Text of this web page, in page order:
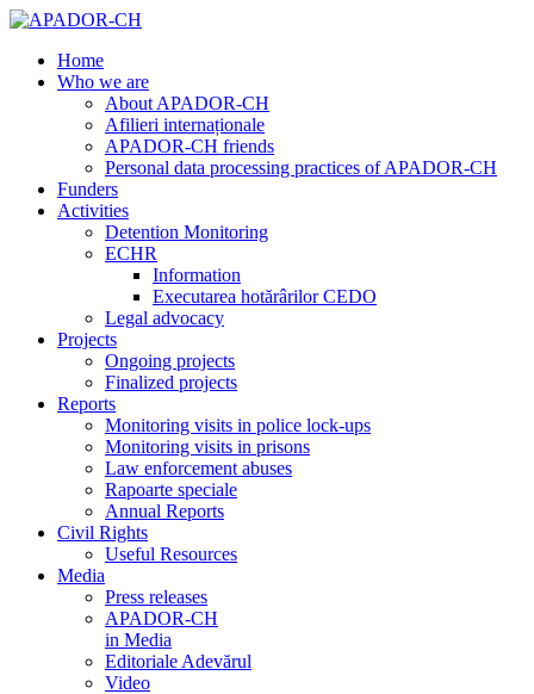
Home
Who we are
About APADOR-CH
Afilieri internaționale
APADOR-CH friends
Personal data processing practices of APADOR-CH
Funders
Activities
Detention Monitoring
ECHR
Information
Executarea hotărârilor CEDO
Legal advocacy
Projects
Ongoing projects
Finalized projects
Reports
Monitoring visits in police lock-ups
Monitoring visits in prisons
Law enforcement abuses
Rapoarte speciale
Annual Reports
Civil Rights
Useful Resources
Media
Press releases
APADOR-CH
in Media
Editoriale Adevărul
Video